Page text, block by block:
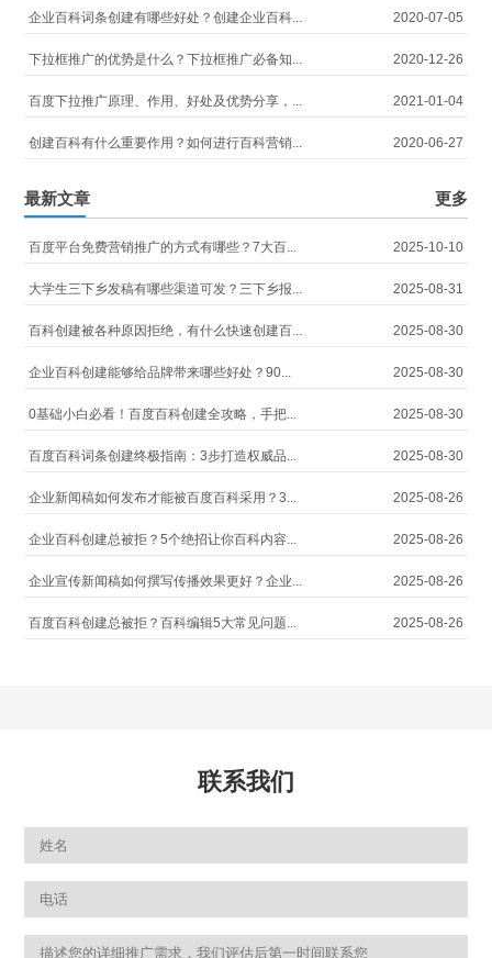
企业百科词条创建有哪些好处？创建企业百科... 2020-07-05
下拉框推广的优势是什么？下拉框推广必备知... 2020-12-26
百度下拉推广原理、作用、好处及优势分享，... 2021-01-04
创建百科有什么重要作用？如何进行百科营销... 2020-06-27
最新文章 更多
百度平台免费营销推广的方式有哪些？7大百... 2025-10-10
大学生三下乡发稿有哪些渠道可发？三下乡报... 2025-08-31
百科创建被各种原因拒绝，有什么快速创建百... 2025-08-30
企业百科创建能够给品牌带来哪些好处？90... 2025-08-30
0基础小白必看！百度百科创建全攻略，手把... 2025-08-30
百度百科词条创建终极指南：3步打造权威品... 2025-08-30
企业新闻稿如何发布才能被百度百科采用？3... 2025-08-26
企业百科创建总被拒？5个绝招让你百科内容... 2025-08-26
企业宣传新闻稿如何撰写传播效果更好？企业... 2025-08-26
百度百科创建总被拒？百科编辑5大常见问题... 2025-08-26
联系我们